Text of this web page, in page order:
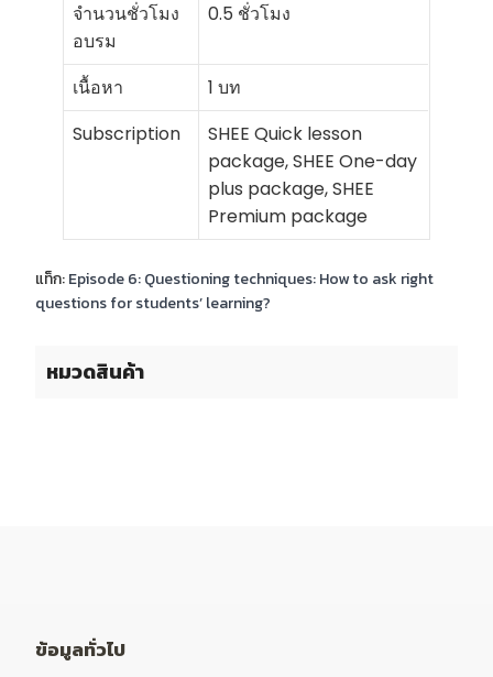
หมวดสินค้า
จำนวนชั่วโมง
อบรม
0.5 ชั่วโมง
เนื้อหา
1 บท
Subscription
SHEE Quick lesson
package, SHEE One-day
plus package, SHEE
Premium package
แท็ก:Episode 6: Questioning techniques: How to ask right
questions for students’ learning?
ข้อมูลทั่วไป